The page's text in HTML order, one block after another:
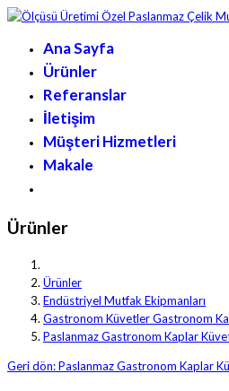
Ana Sayfa
Ürünler
Referanslar
İletişim
Müşteri Hizmetleri
Makale
Ürünler
Ürünler
Endüstriyel Mutfak Ekipmanları
Gastronom Küvetler Gastronom
Paslanmaz Gastronom Kaplar
Geri dön: Paslanmaz Gastronom Kaplar